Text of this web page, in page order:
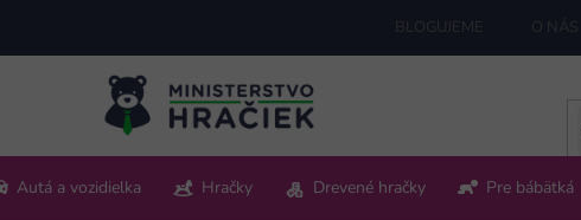
obsah
BLOGUJEME O NÁS
Pon-Pia 9:00-15:00
Autá a vozidielka Hračky Drevené hračky Pre bábätká